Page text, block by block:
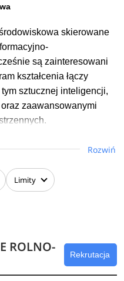
skierowane
są zainteresowani
kształcenia łączy
sztucznej inteligencji,
zaawansowanymi
i interpretować
zarządzania zasobami
są przez ekspertów
praktycznych
Rozwiń
Limity
ROLNO-
Rekrutacja